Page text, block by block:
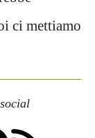
ci mettiamo